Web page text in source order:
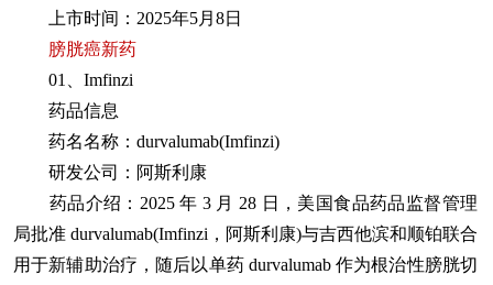
上市时间：2025年5月8日
膀胱癌新药
01、Imfinzi
药品信息
药名名称：durvalumab(Imfinzi)
研发公司：阿斯利康
药品介绍：2025 年 3 月 28 日，美国食品药品监督管理
局批准 durvalumab(Imfinzi，阿斯利康)与吉西他滨和顺铂联合
用于新辅助治疗，随后以单药 durvalumab 作为根治性膀胱切